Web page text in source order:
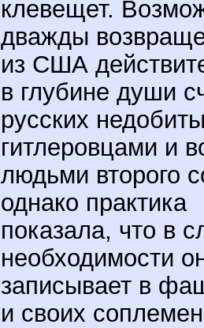
клевещет.
дважды
из США
в глубине души
русских
гитлеровцами и
людьми второго
однако практика
показала, что в
необходимости
записывает в
и своих